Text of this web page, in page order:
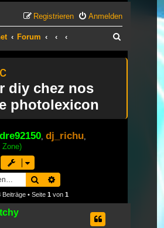
Anmelden
Registrieren
Forum
diy chez nos
photolexicon
, dj_richu,
Zone)
Suche
Beiträge • Seite 1 von 1